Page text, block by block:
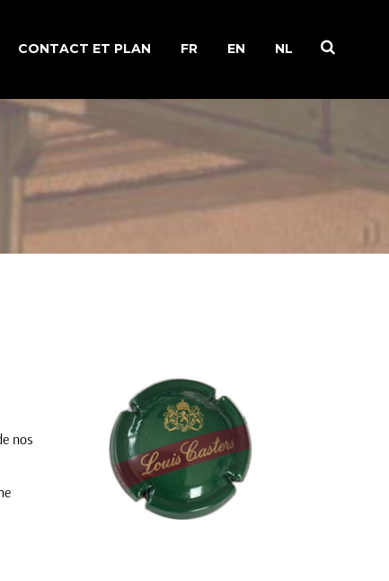
DE FAMILLE
LA VIGNE
CONTACT ET PLAN FR EN NL
nos